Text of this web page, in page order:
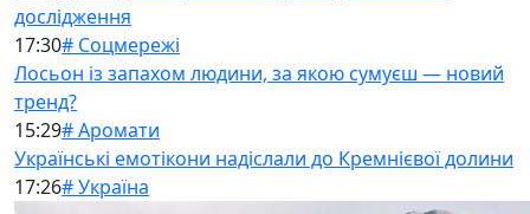
дослідження
17:30# Соцмережі
Лосьон із запахом людини, за якою сумуєш — новий
тренд?
15:29# Аромати
Українські емотікони надіслали до Кремнієвої долини
17:26# Україна